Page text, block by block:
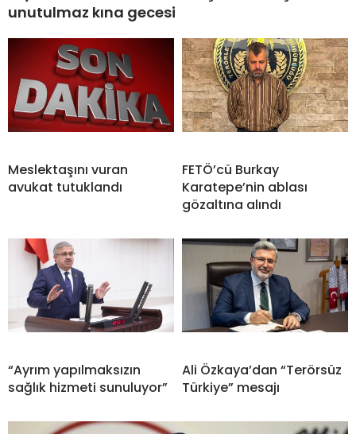
unutulmaz kına gecesi
Meslektaşını vuran
avukat tutuklandı
FETÖ’cü Burkay
Karatepe’nin ablası
gözaltına alındı
“Ayrım yapılmaksızın
sağlık hizmeti sunuluyor”
Ali Özkaya’dan “Terörsüz
Türkiye” mesajı